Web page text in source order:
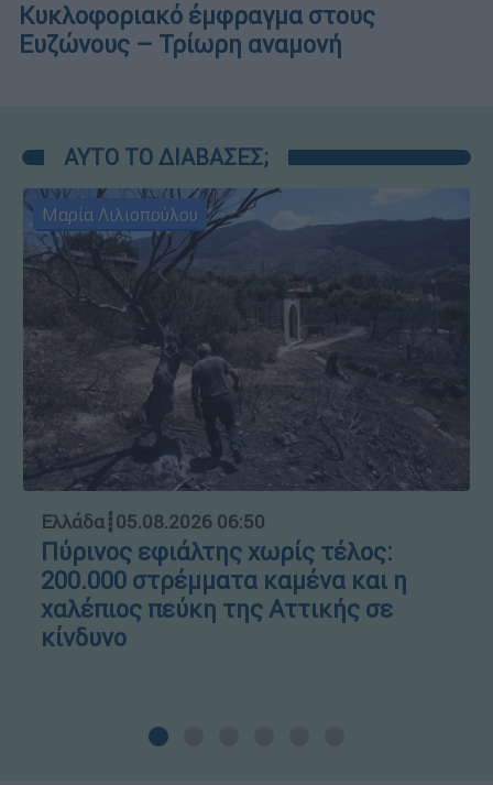
Κυκλοφοριακό έμφραγμα στους
Ευζώνους – Τρίωρη αναμονή
ΑΥΤΟ ΤΟ ΔΙΑΒΑΣΕΣ;
Μαρία Λιλιοπούλου
Ελλάδα┋05.08.2026 06:50
Πύρινος εφιάλτης χωρίς τέλος:
200.000 στρέμματα καμένα και η
χαλέπιος πεύκη της Αττικής σε
κίνδυνο